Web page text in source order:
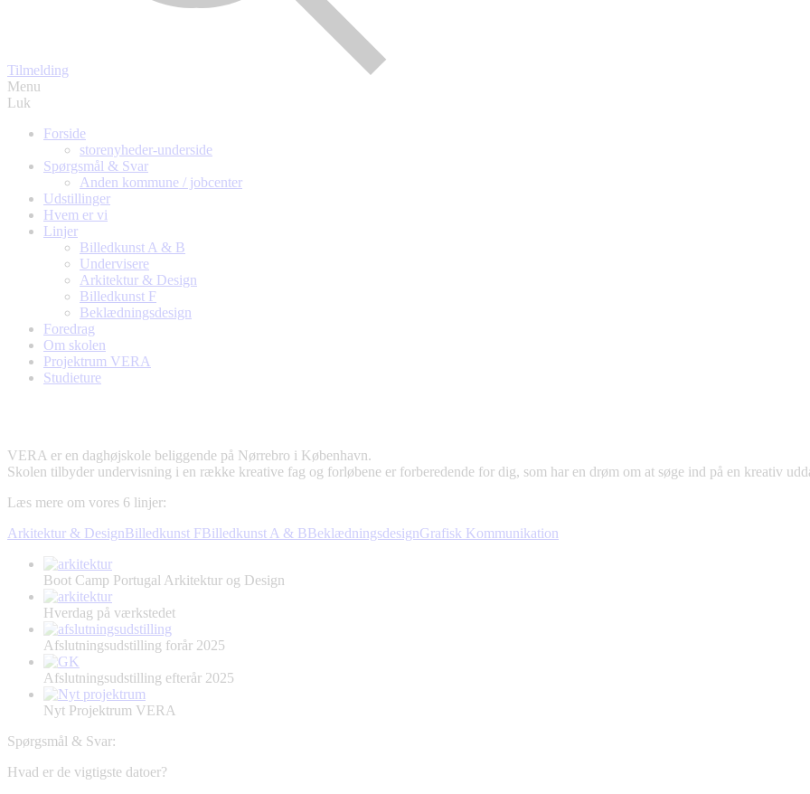
Tilmelding
Menu
Luk
Forside
storenyheder-underside
Spørgsmål & Svar
Anden kommune / jobcenter
Udstillinger
Hvem er vi
Linjer
Billedkunst A & B
Undervisere
Arkitektur & Design
Billedkunst F
Beklædningsdesign
Foredrag
Om skolen
Projektrum VERA
Studieture
VERA er en daghøjskole beliggende på Nørrebro i København.
Skolen tilbyder undervisning i en række kreative fag og forløbene er forberedende for dig, som har en drøm om at søge ind på en kreativ
Læs mere om vores 6 linjer:
Arkitektur & DesignBilledkunst FBilledkunst A & BBeklædningsdesignGrafisk Kommunikation
Boot Camp Portugal Arkitektur og Design
Hverdag på værkstedet
Afslutningsudstilling forår 2025
Afslutningsudstilling efterår 2025
Nyt Projektrum VERA
Spørgsmål & Svar:
Hvad er de vigtigste datoer?